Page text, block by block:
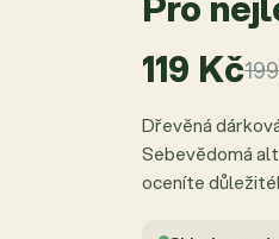
119 Kč
Dřevěná
Sebevědomá
oceníte